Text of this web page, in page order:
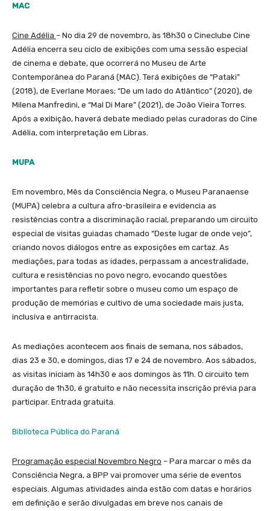
MAC
Cine Adélia – No dia 29 de novembro, às 18h30 o Cineclube Cine
Adélia encerra seu ciclo de exibições com uma sessão especial
de cinema e debate, que ocorrerá no Museu de Arte
Contemporânea do Paraná (MAC). Terá exibições de “Pataki”
(2018), de Everlane Moraes; “De um lado do Atlântico” (2020), de
Milena Manfredini, e “Mal Di Mare” (2021), de João Vieira Torres.
Após a exibição, haverá debate mediado pelas curadoras do Cine
Adélia, com interpretação em Libras.
MUPA
Em novembro, Mês da Consciência Negra, o Museu Paranaense
(MUPA) celebra a cultura afro-brasileira e evidencia as
resistências contra a discriminação racial, preparando um circuito
especial de visitas guiadas chamado “Deste lugar de onde vejo”,
criando novos diálogos entre as exposições em cartaz. As
mediações, para todas as idades, perpassam a ancestralidade,
cultura e resistências no povo negro, evocando questões
importantes para refletir sobre o museu como um espaço de
produção de memórias e cultivo de uma sociedade mais justa,
inclusiva e antirracista.
As mediações acontecem aos finais de semana, nos sábados,
dias 23 e 30, e domingos, dias 17 e 24 de novembro. Aos sábados,
as visitas iniciam às 14h30 e aos domingos às 11h. O circuito tem
duração de 1h30, é gratuito e não necessita inscrição prévia para
participar. Entrada gratuita.
Biblioteca Pública do Paraná
Programação especial Novembro Negro – Para marcar o mês da
Consciência Negra, a BPP vai promover uma série de eventos
especiais. Algumas atividades ainda estão com datas e horários
em definição e serão divulgadas em breve nos canais de